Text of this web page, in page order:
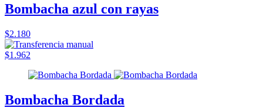
Bombacha azul con rayas
$2.180
$1.962
Bombacha Bordada